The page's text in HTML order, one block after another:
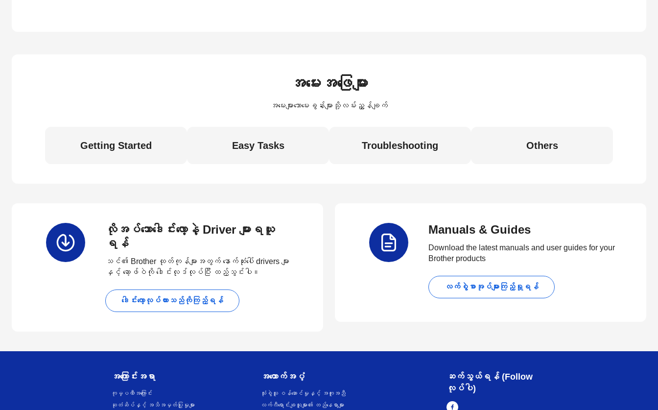
အမေးအဖြေများ
အမေးများသောမေးခွန်းများသို့လမ်းညွှန်ချက်
Getting Started Easy Tasks Troubleshooting Others
လိုအပ်သောဒေါင်းလော့နဲ့ Driver များရယူ
ရန်
သင်၏ Brother ထုတ်ကုန်များအတွက် နောက်ဆုံးပေါ် drivers များ
နှင့် ဆော့ဖ်ဝဲကို ဒေါင်းလုဒ်လုပ်ပြီး ထည့်သွင်းပါ။
ဒေါင်းလော့လုပ်ထားသည်ကိုကြည့်ရန်
Manuals & Guides
Download the latest manuals and user guides for your
Brother products
လက်စွဲစာအုပ်များကြည့်ရှုရန်
အကြောင်းအရာ
ကုမ္ပဏီအကြောင်း
ဆုတံဆိပ်နှင့် အသိအမှတ်ပြုမှုများ
အထောက်အပံ့
သုံးစွဲသူ ဝန်ဆောင်မှုနှင့် အကူအညီ
လက်လီရောင်းချသူများ၏ တည်နေရာများ
ဆက်သွယ်ရန် (Follow
လုပ်ပါ)